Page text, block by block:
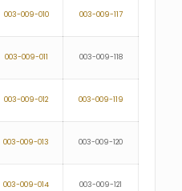
003-009-010 003-009-117
003-009-011 003-009-118
003-009-012 003-009-119
003-009-013 003-009-120
003-009-014 003-009-121